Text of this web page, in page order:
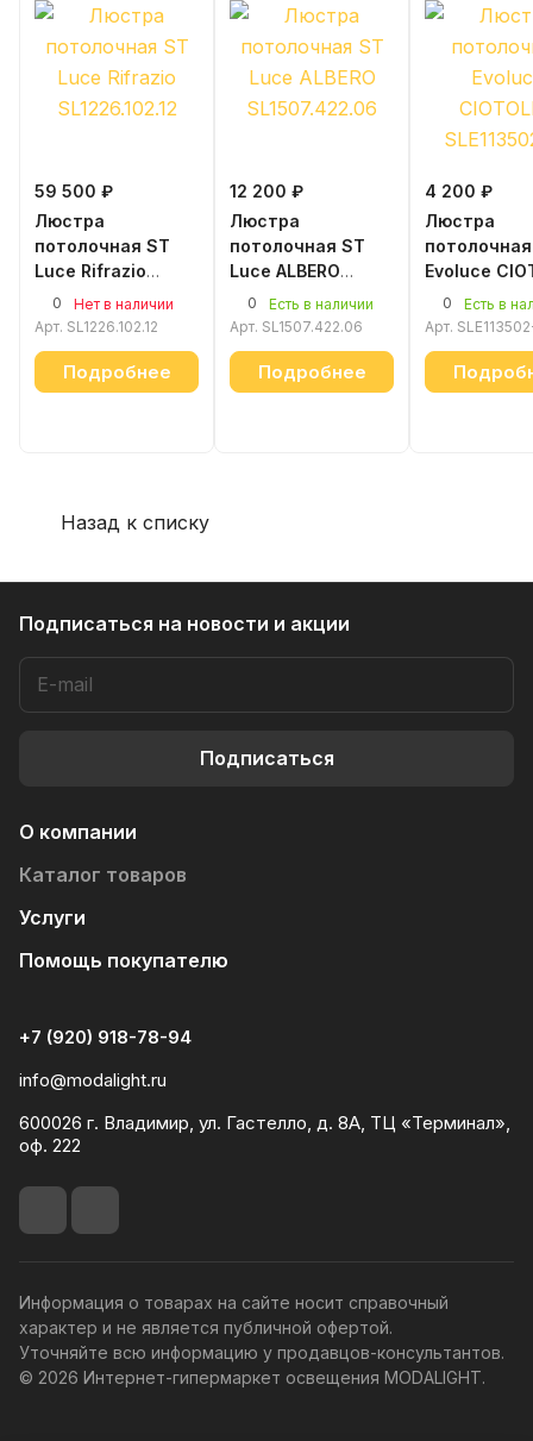
59 500 ₽
Люстра
потолочная ST
Luce Rifrazio
SL1226.102.12
0
Нет в наличии
Арт. SL1226.102.12
Подробнее
12 200 ₽
Люстра
потолочная ST
Luce ALBERO
SL1507.422.06
0
Есть в наличии
Арт. SL1507.422.06
Подробнее
4 200 ₽
Люстра
потолочная
Evoluce
SLE113502-
0
Есть в
Арт.
Назад к списку
Подписаться на новости и акции
Подписаться
О компании
Каталог товаров
Услуги
Помощь покупателю
+7 (920) 918-78-94
info@modalight.ru
600026 г. Владимир, ул. Гастелло, д. 8А, ТЦ «Терминал»,
оф. 222
Информация о товарах на сайте носит справочный
характер и не является публичной офертой.
Уточняйте всю информацию у продавцов-консультантов.
© 2026 Интернет-гипермаркет освещения MODALIGHT.